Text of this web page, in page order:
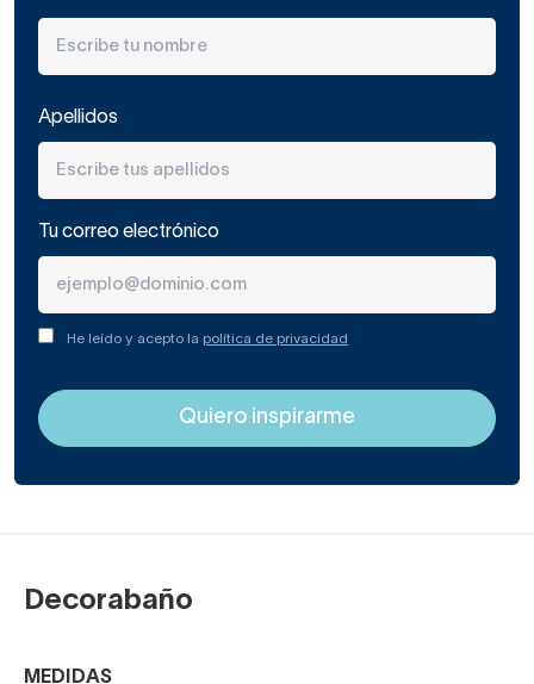
bien e incluso colocar cestos bajo los lavamanos. Además,
si tu baño es alargado, pero estrecho, ayudan a
Eso sí, para que tu aseo gane estilo, piensa quégrifería de
bañole va mejor a tu mueble de baño con dos lavabos.
de aspecto vintage o incluso negras.
Diseños modernos y actuales para tu nuevo mueble de
baño de doble lavabo
¡Los muebles de baño con dos lavabos están en boga! Si
Apellidos
Tu correo electrónico
He leído y acepto la política de privacidad
Decorabaño
MEDIDAS